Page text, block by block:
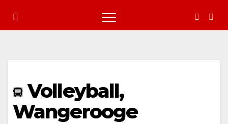
Volleyball,
Wangerooge